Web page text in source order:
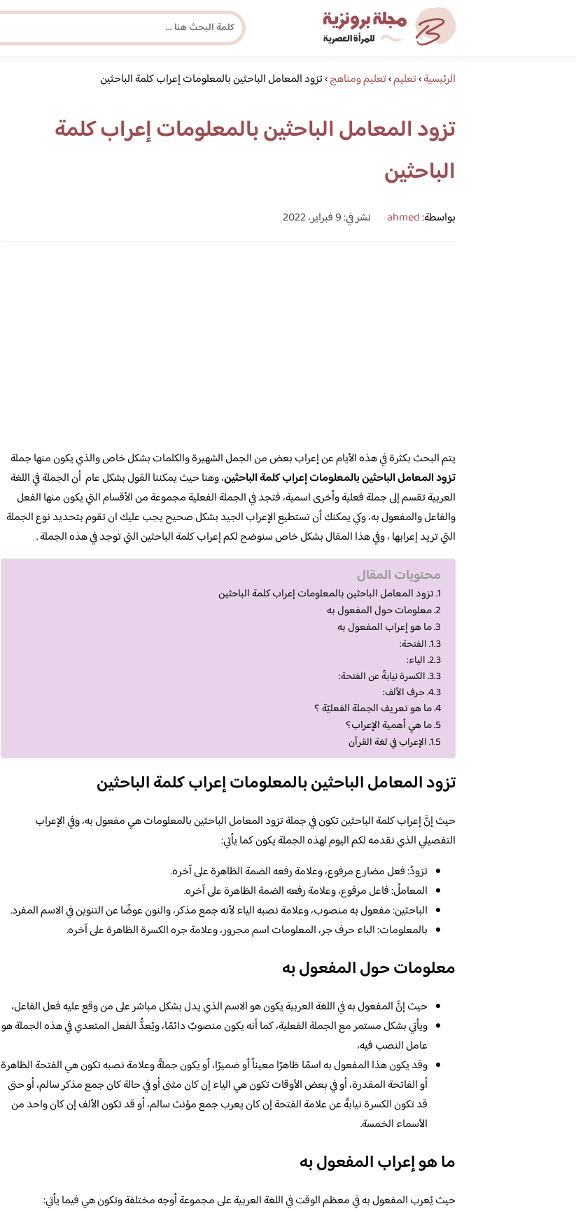
مجلة برونزية للفتاة العصرية
ابحث عن أي موضوع يهمك
الرئيسية›تعليم›تعليم ومناهج›تزود المعامل الباحثين بالمعلومات إعراب كلمة الباحثين
تزود المعامل الباحثين بالمعلومات إعراب كلمة
الباحثين
بواسطة:ahmed نشر في: 9 فبراير، 2022
يتم البحث بكثرة في هذه الأيام عن إعراب بعض من الجمل الشهيرة والكلمات بشكل خاص والذي يكون منها جملة
تزود المعامل الباحثين بالمعلومات إعراب كلمة الباحثين، وهنا حيث يمكننا القول بشكل عام أن الجملة في اللغة
العربية تقسم إلى جملة فعلية وأخرى اسمية، فتجد في الجملة الفعلية مجموعة من الأقسام التي يكون منها الفعل
والفاعل والمفعول به، وكي يمكنك أن تستطيع الإعراب الجيد بشكل صحيح يجب عليك ان تقوم بتحديد نوع الجملة
التي تريد إعرابها ، وفي هذا المقال بشكل خاص سنوضح لكم إعراب كلمة الباحثين التي توجد في هذه الجملة .
محتويات المقال
تزود المعامل الباحثين بالمعلومات إعراب كلمة الباحثين
معلومات حول المفعول به
ما هو إعراب المفعول به
الفتحة:
الياء:
الكسرة نيابةً عن الفتحة:
حرف الألف:
ما هو تعريف الجملة الفعليّة ؟
ما هي أهمية الإعراب؟
الإعراب في لغة القرآن
تزود المعامل الباحثين بالمعلومات إعراب كلمة الباحثين
حيث إنَّ إعراب كلمة الباحثين تكون في جملة تزود المعامل الباحثين بالمعلومات هي مفعول به، وفي الإعراب
التفصيلي الذي نقدمه لكم اليوم لهذه الجملة يكون كما يأتي:
تزودُ: فعل مضارع مرفوع، وعلامة رفعه الضمة الظاهرة على آخره.
المعاملُ: فاعل مرفوع، وعلامة رفعه الضمة الظاهرة على آخره.
الباحثين: مفعول به منصوب، وعلامة نصبه الياء لأنه جمع مذكر، والنون عوضًا عن التنوين في الاسم المفرد.
بالمعلومات: الباء حرف جر، المعلومات اسم مجرور، وعلامة جره الكسرة الظاهرة على آخره.
معلومات حول المفعول به
حيث إنَّ المفعول به في اللغة العربية يكون هو الاسم الذي يدل بشكل مباشر على من وقع عليه فعل الفاعل،
ويأتي بشكل مستمر مع الجملة الفعلية، كما أنه يكون منصوبٌ دائمًا، ويُعدُّ الفعل المتعدي في هذه الجملة هو
عامل النصب فيه،
وقد يكون هذا المفعول به اسمًا ظاهرًا معيناً أو ضميرًا، أو يكون جملةً وعلامة نصبه تكون هي الفتحة الظاهرة
أو الفاتحة المقدرة، أو في بعض الأوقات تكون هي الياء إن كان مثنى أو في حالة كان جمع مذكر سالم، أو حتى
قد تكون الكسرة نيابةً عن علامة الفتحة إن كان يعرب جمع مؤنث سالم، أو قد تكون الألف إن كان واحد من
الأسماء الخمسة.
ما هو إعراب المفعول به
حيث يُعرب المفعول به في معظم الوقت في اللغة العربية على مجموعة أوجه مختلفة وتكون هي فيما يأتي: